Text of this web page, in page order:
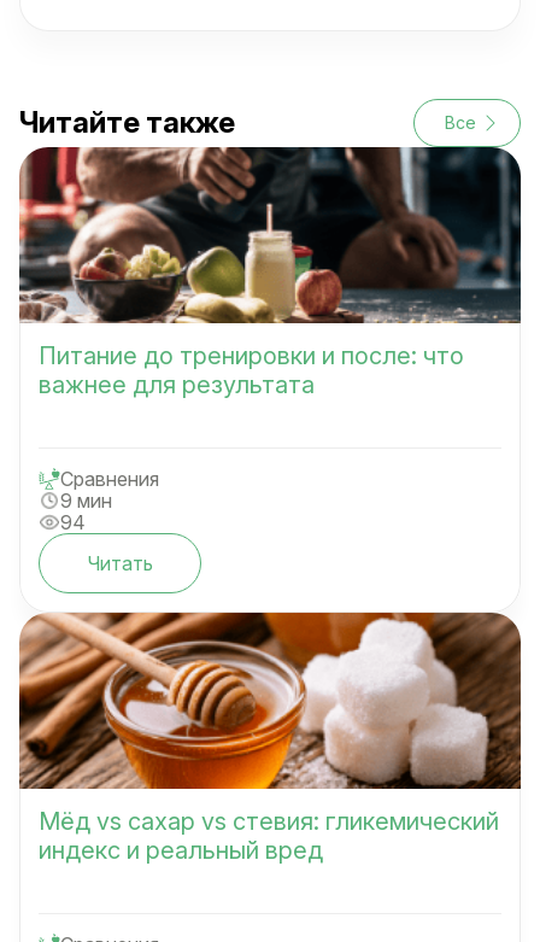
Читайте также Все
Питание до тренировки и после: что
важнее для результата
Сравнения
9 мин
94
Читать
Мёд vs сахар vs стевия: гликемический
индекс и реальный вред